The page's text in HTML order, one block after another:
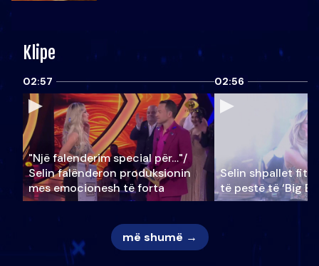
Klipe
02:57
"Një falenderim special për…"/
Selin falënderon produksionin
mes emocionesh të forta
02:56
Selin shpallet
të pestë të ‘Big
më shumë →